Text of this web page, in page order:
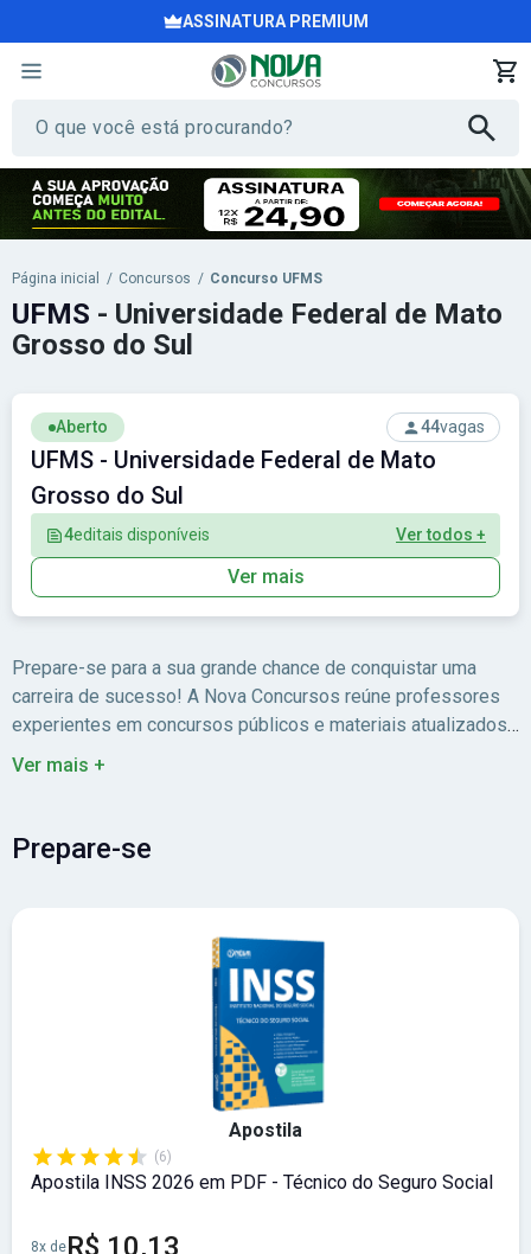
ASSINATURA PREMIUM
Página inicial / Concursos / Concurso UFMS
Aberto 44vagas
UFMS - Universidade Federal de Mato
Grosso do Sul
4editais disponíveis Ver todos +
Ver mais
UFMS - Universidade Federal de Mato
Grosso do Sul
Prepare-se para a sua grande chance de conquistar uma
carreira de sucesso! A Nova Concursos reúne professores
experientes em concursos públicos e materiais atualizados
para você estudar com foco no edital.
Ver mais +
Prepare-se
Apostila
(6)
Apostila INSS 2026 em PDF - Técnico do Seguro Social
8x deR$ 10,13